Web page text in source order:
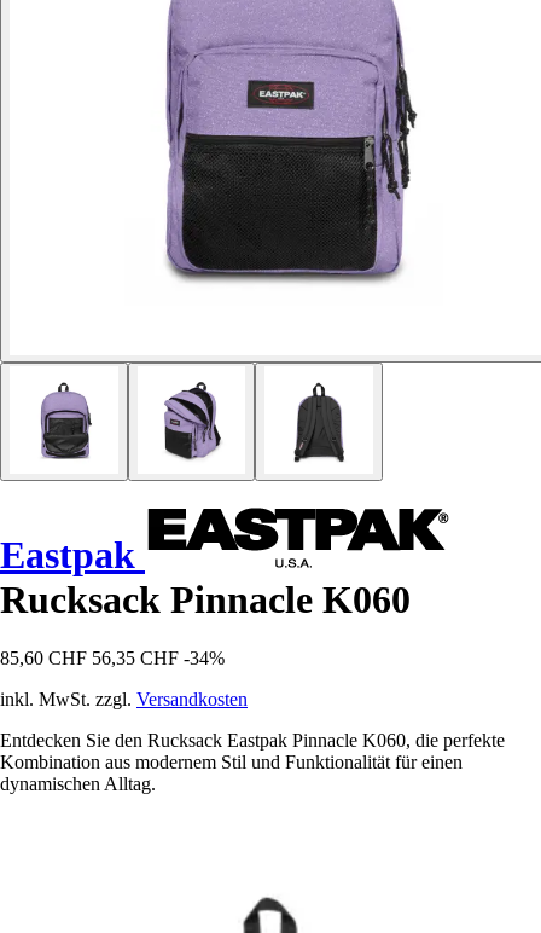
Eastpak
Rucksack Pinnacle K060
85,60 CHF 56,35 CHF -34%
inkl. MwSt. zzgl. Versandkosten
Entdecken Sie den Rucksack Eastpak Pinnacle K060, die perfekte
Kombination aus modernem Stil und Funktionalität für einen
dynamischen Alltag.